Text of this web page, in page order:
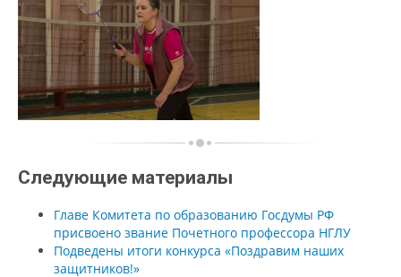
Следующие материалы
Главе Комитета по образованию Госдумы РФ
присвоено звание Почетного профессора НГЛУ
Подведены итоги конкурса «Поздравим наших
защитников!»